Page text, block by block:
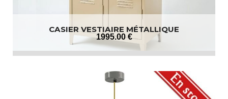
CASIER VESTIAIRE MÉTALLIQUE
1995.00 €